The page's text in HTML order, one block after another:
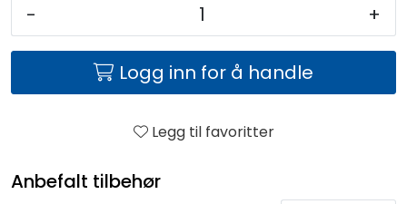
- +
Logg inn for å handle
Legg til favoritter
Anbefalt tilbehør